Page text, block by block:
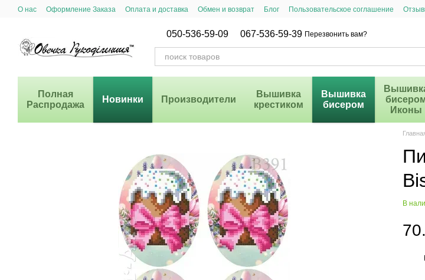
Перейти к основному контенту
О нас Оформление Заказа Оплата и доставка Обмен и возврат Блог Пользовательское соглашение
050-536-59-09 067-536-59-39 Перезвонить вам?
Полная
Распродажа
Новинки Производители
Вышивка
крестиком
Вышивка
бисером
Иконы
В